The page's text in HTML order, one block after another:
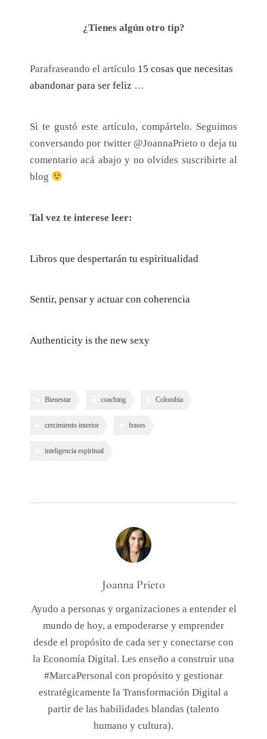
¿Tienes algún otro tip?
Parafraseando el artículo 15 cosas que necesitas
abandonar para ser feliz …
Si te gustó este artículo, compártelo. Seguimos
conversando por twitter @JoannaPrieto o deja tu
comentario acá abajo y no olvides suscribirte al
blog
Tal vez te interese leer:
Libros que despertarán tu espiritualidad
Sentir, pensar y actuar con coherencia
Authenticity is the new sexy
Bienestar coaching Colombia
crecimiento interior frases
inteligencia espiritual
Joanna Prieto
Ayudo a personas y organizaciones a entender el
mundo de hoy, a empoderarse y emprender
desde el propósito de cada ser y conectarse con
la Economía Digital. Les enseño a construir una
#MarcaPersonal con propósito y gestionar
estratégicamente la Transformación Digital a
partir de las habilidades blandas (talento
humano y cultura).